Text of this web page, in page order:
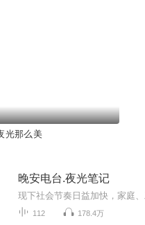
光那么美
晚安电台.夜光笔记
112 178.4万